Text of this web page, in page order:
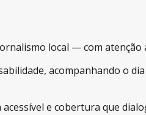
local — com atenção
acompanhando o
e cobertura que